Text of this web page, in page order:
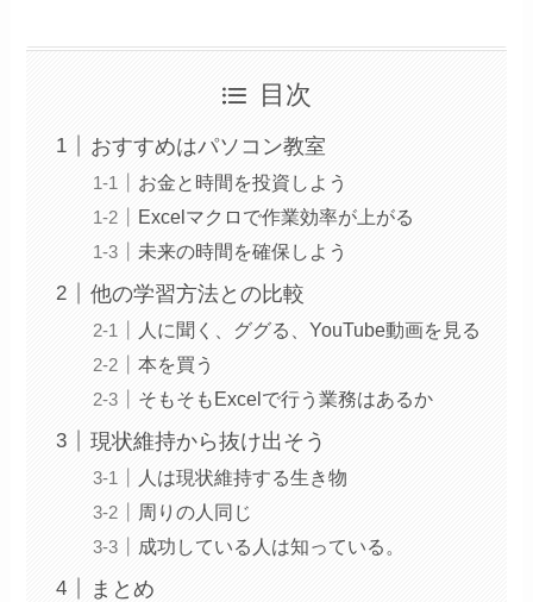
目次
おすすめはパソコン教室
お金と時間を投資しよう
Excelマクロで作業効率が上がる
未来の時間を確保しよう
他の学習方法との比較
人に聞く、ググる、YouTube動画を見る
本を買う
そもそもExcelで行う業務はあるか
現状維持から抜け出そう
人は現状維持する生き物
周りの人同じ
成功している人は知っている。
まとめ